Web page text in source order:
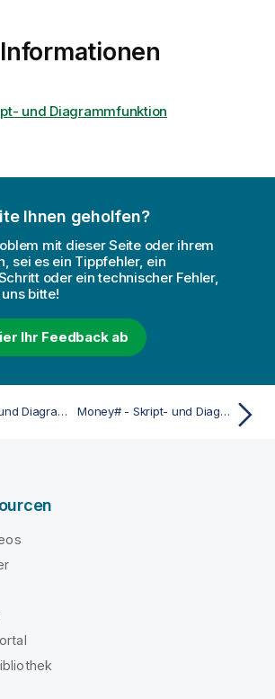
und Diagrammfunktion
Ihnen geholfen?
mit dieser Seite oder ihrem
sei es ein Tippfehler, ein
oder ein technischer Fehler,
bitte!
Ihr Feedback ab
Date# - Skript- und Diagrammfunktion Money# - Skript- und Diagrammfunktion